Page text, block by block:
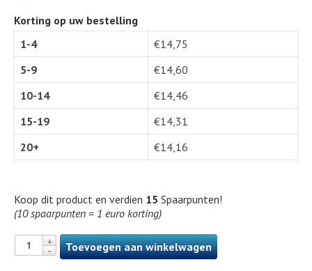
Korting op uw bestelling
1-4
€14,75
5-9
€14,60
10-14
€14,46
15-19
€14,31
20+
€14,16
Koop dit product en verdien 15 Spaarpunten!
(10 spaarpunten = 1 euro korting)
Toevoegen aan winkelwagen